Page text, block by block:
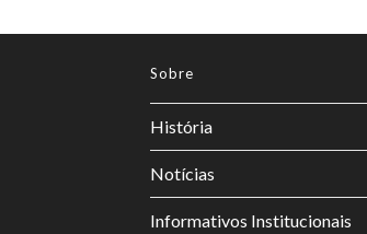
Sobre
História
Notícias
Informativos Institucionais